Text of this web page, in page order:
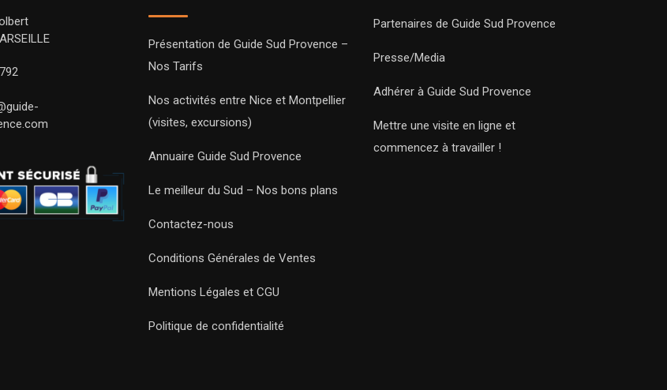
Présentation de Guide Sud Provence –
Nos Tarifs
Nos activités entre Nice et Montpellier
(visites, excursions)
Annuaire Guide Sud Provence
Le meilleur du Sud – Nos bons plans
Contactez-nous
Conditions Générales de Ventes
Mentions Légales et CGU
Politique de confidentialité
Partenaires de Guide Sud Provence
Presse/Media
Adhérer à Guide Sud Provence
Mettre une visite en ligne et
commencez à travailler !